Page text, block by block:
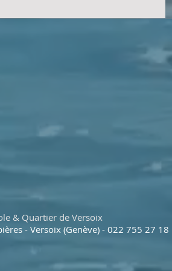
& Quartier de Versoix
- Versoix (Genève) - 022 755 27 18